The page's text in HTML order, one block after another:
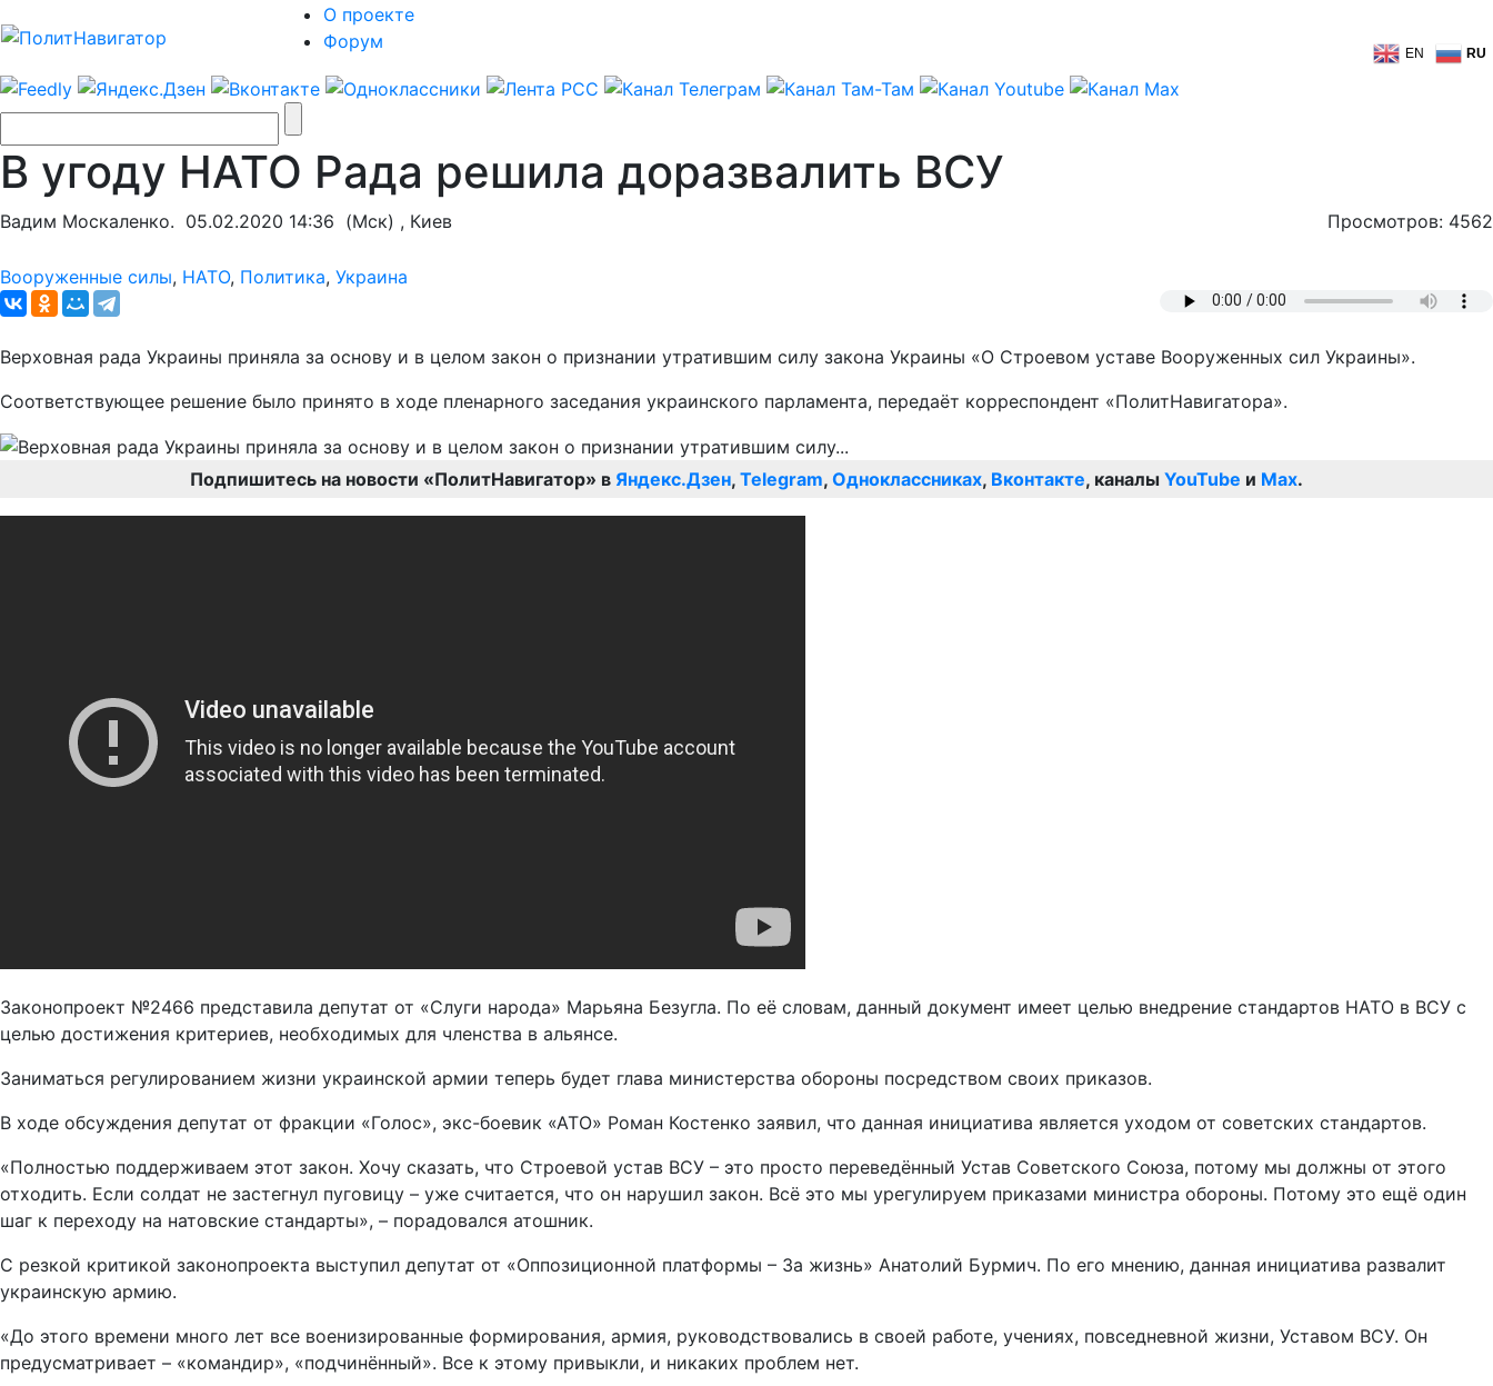
О проекте
Форум
EN RU
В угоду НАТО Рада решила доразвалить ВСУ
Вадим Москаленко. 05.02.2020 14:36 (Мск) , Киев Просмотров: 4562
Вооруженные силы, НАТО, Политика, Украина
Верховная рада Украины приняла за основу и в целом закон о признании утратившим силу закона Украины «О Строевом уставе Вооруженных сил Украины».
Соответствующее решение было принято в ходе пленарного заседания украинского парламента, передаёт корреспондент «ПолитНавигатора».
Подпишитесь на новости «ПолитНавигатор» в Яндекс.Дзен, Telegram, Одноклассниках, Вконтакте, каналы YouTube и Max.
Законопроект №2466 представила депутат от «Слуги народа» Марьяна Безугла. По её словам, данный документ имеет целью внедрение стандартов НАТО в ВСУ с
целью достижения критериев, необходимых для членства в альянсе.
Заниматься регулированием жизни украинской армии теперь будет глава министерства обороны посредством своих приказов.
В ходе обсуждения депутат от фракции «Голос», экс-боевик «АТО» Роман Костенко заявил, что данная инициатива является уходом от советских стандартов.
«Полностью поддерживаем этот закон. Хочу сказать, что Строевой устав ВСУ – это просто переведённый Устав Советского Союза, потому мы должны от этого
отходить. Если солдат не застегнул пуговицу – уже считается, что он нарушил закон. Всё это мы урегулируем приказами министра обороны. Потому это ещё один
шаг к переходу на натовские стандарты», – порадовался атошник.
С резкой критикой законопроекта выступил депутат от «Оппозиционной платформы – За жизнь» Анатолий Бурмич. По его мнению, данная инициатива развалит
украинскую армию.
«До этого времени много лет все военизированные формирования, армия, руководствовались в своей работе, учениях, повседневной жизни, Уставом ВСУ. Он
предусматривает – «командир», «подчинённый». Все к этому привыкли, и никаких проблем нет.